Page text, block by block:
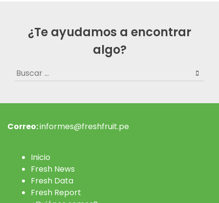
¿Te ayudamos a encontrar
algo?
Buscar:
Correo:informes@freshfruit.pe
Inicio
Fresh News
Fresh Data
Fresh Report